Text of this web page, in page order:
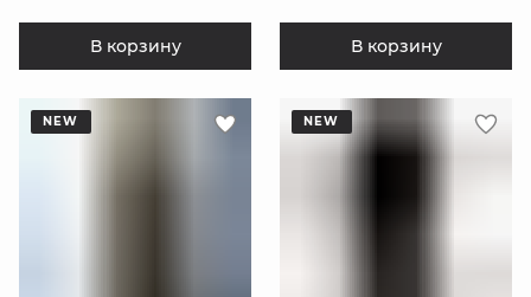
В корзину В корзину
NEW NEW